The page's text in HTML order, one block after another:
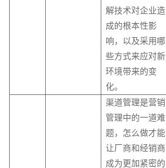
解技术对企业造
成的根本性影
响，以及采用哪
些方式来应对新
环境带来的变
化。
渠道管理是营销
管理中的一道难
题，怎么做才能
让厂商和经销商
成为更加紧密的